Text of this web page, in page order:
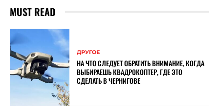
MUST READ
ДРУГОЕ
НА ЧТО СЛЕДУЕТ ОБРАТИТЬ ВНИМАНИЕ, КОГДА
ВЫБИРАЕШЬ КВАДРОКОПТЕР, ГДЕ ЭТО
СДЕЛАТЬ В ЧЕРНИГОВЕ